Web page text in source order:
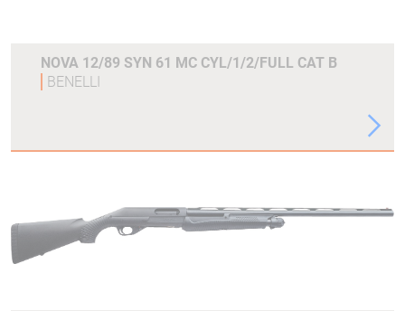
NOVA 12/89 SYN 61 MC CYL/1/2/FULL CAT B
BENELLI